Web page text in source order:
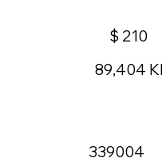
$ 210
89,404
339004